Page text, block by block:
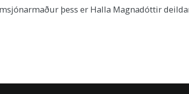
þess er Halla Magnadóttir